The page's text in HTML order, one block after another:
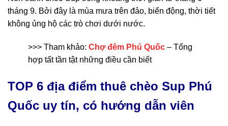
tháng 9. Bởi đây là mùa mưa trên đảo, biển động, thời tiết
không ủng hộ các trò chơi dưới nước.
>>> Tham khảo: Chợ đêm Phú Quốc – Tổng
hợp tất tần tật những điều cần biết
TOP 6 địa điểm thuê chèo Sup Phú
Quốc uy tín, có hướng dẫn viên